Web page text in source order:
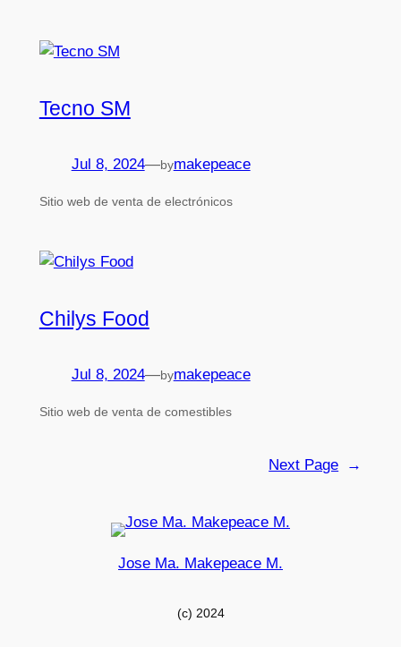
Tecno SM
Jul 8, 2024—bymakepeace
Sitio web de venta de electrónicos
Chilys Food
Jul 8, 2024—bymakepeace
Sitio web de venta de comestibles
Next Page →
Jose Ma. Makepeace M.
(c) 2024